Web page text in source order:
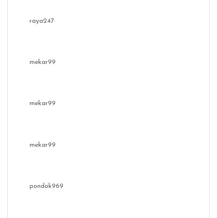
raya247
mekar99
mekar99
mekar99
pondok969